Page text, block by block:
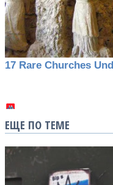
ЕЩЕ ПО ТЕМЕ